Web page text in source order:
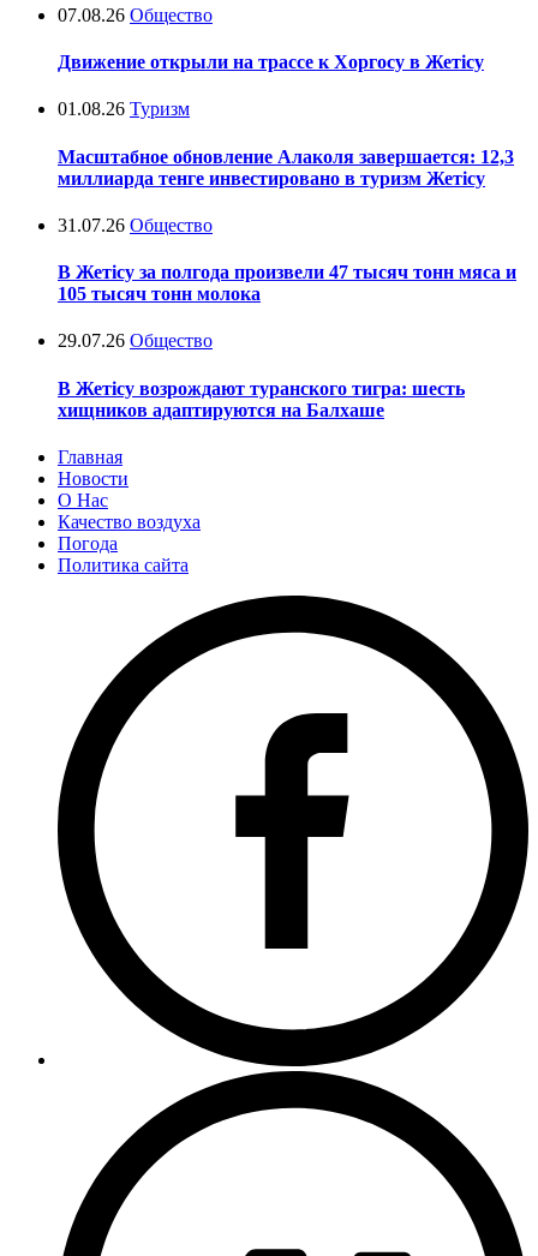
07.08.26 Общество
Движение открыли на трассе к Хоргосу в Жетісу
01.08.26 Туризм
Масштабное обновление Алаколя завершается: 12,3
миллиарда тенге инвестировано в туризм Жетісу
31.07.26 Общество
В Жетісу за полгода произвели 47 тысяч тонн мяса и
105 тысяч тонн молока
29.07.26 Общество
В Жетісу возрождают туранского тигра: шесть
хищников адаптируются на Балхаше
Главная
Новости
О Нас
Качество воздуха
Погода
Политика сайта